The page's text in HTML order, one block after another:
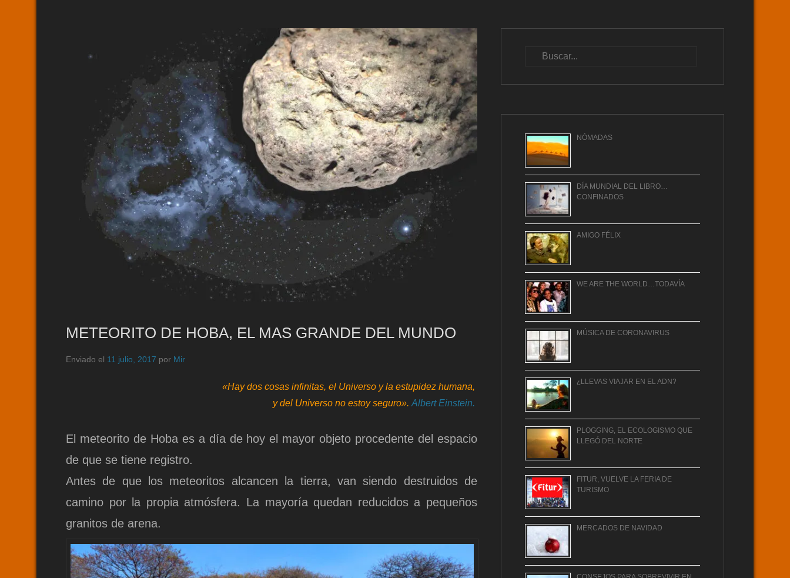
METEORITO DE HOBA, EL MAS GRANDE DEL MUNDO
Enviado el 11 julio, 2017 por Mir
«Hay dos cosas infinitas, el Universo y la estupidez humana,
y del Universo no estoy seguro». Albert Einstein.
El meteorito de Hoba es a día de hoy el mayor objeto procedente del espacio
de que se tiene registro.
Antes de que los meteoritos alcancen la tierra, van siendo destruidos de
camino por la propia atmósfera. La mayoría quedan reducidos a pequeños
granitos de arena.
Buscar
NÓMADAS
DÍA MUNDIAL DEL LIBRO…
CONFINADOS
AMIGO FÉLIX
WE ARE THE WORLD…TODAVÍA
MÚSICA DE CORONAVIRUS
¿LLEVAS VIAJAR EN EL ADN?
PLOGGING, EL ECOLOGISMO QUE
LLEGÓ DEL NORTE
FITUR, VUELVE LA FERIA DE
TURISMO
MERCADOS DE NAVIDAD